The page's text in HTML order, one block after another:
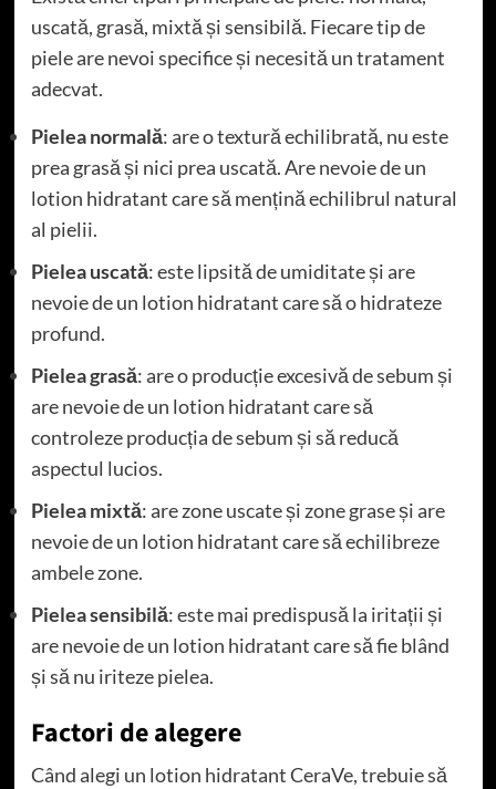
uscată, grasă, mixtă și sensibilă. Fiecare tip de
piele are nevoi specifice și necesită un tratament
adecvat.
Pielea normală: are o textură echilibrată, nu este
prea grasă și nici prea uscată. Are nevoie de un
lotion hidratant care să mențină echilibrul natural
al pielii.
Pielea uscată: este lipsită de umiditate și are
nevoie de un lotion hidratant care să o hidrateze
profund.
Pielea grasă: are o producție excesivă de sebum și
are nevoie de un lotion hidratant care să
controleze producția de sebum și să reducă
aspectul lucios.
Pielea mixtă: are zone uscate și zone grase și are
nevoie de un lotion hidratant care să echilibreze
ambele zone.
Pielea sensibilă: este mai predispusă la iritații și
are nevoie de un lotion hidratant care să fie blând
și să nu iriteze pielea.
Factori de alegere
Când alegi un lotion hidratant CeraVe, trebuie să